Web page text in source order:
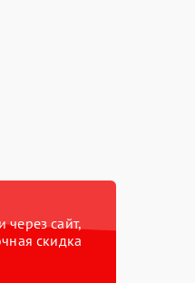
сайт,
скидка